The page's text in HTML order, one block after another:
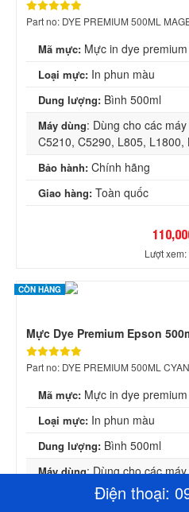
Điện thoại:
Part no: DYE PREMIUM 500ML
Mã mực: Mực in dye
Loại mực: In phun màu
Dung lượng: Bình 500ml
Máy dùng: Dùng cho các
C5210, C5290, L805,
Bảo hành: Chính hãng
Giao hàng: Toàn quốc
Lượt
CÒN HÀNG
Mực Dye Premium Epson
Part no: DYE PREMIUM 500ML CYAN
Mã mực: Mực in dye
Loại mực: In phun màu
Dung lượng: Bình 500ml
Máy dùng: Dùng cho các
C5210, C5290, L805, L1800,